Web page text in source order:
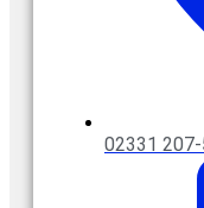
02331